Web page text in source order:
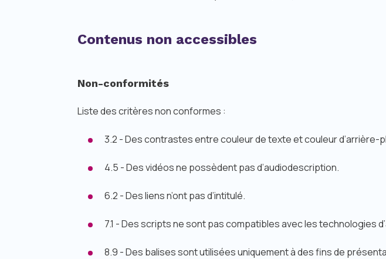
Contenus non accessibles
Non-conformités
Liste des critères non conformes :
3.2 - Des contrastes entre couleur de texte et couleur d’arrière-
4.5 - Des vidéos ne possèdent pas d’audiodescription.
6.2 - Des liens n’ont pas d’intitulé.
7.1 - Des scripts ne sont pas compatibles avec les technologies
8.9 - Des balises sont utilisées uniquement à des fins de